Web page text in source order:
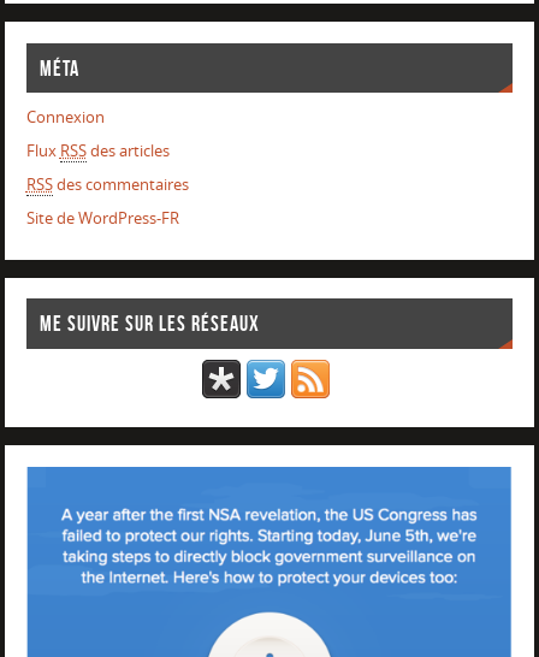
Méta
Connexion
Flux RSSdes articles
RSSdes commentaires
Site de WordPress-FR
Me suivre sur les réseaux